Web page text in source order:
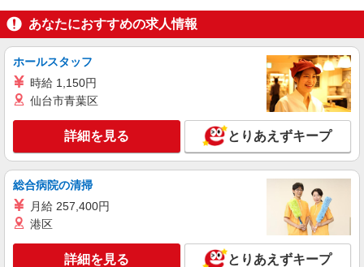
あなたにおすすめの求人情報
ホールスタッフ
時給 1,150円
仙台市青葉区
詳細を見る とりあえずキープ
総合病院の清掃
月給 257,400円
港区
詳細を見る とりあえずキープ